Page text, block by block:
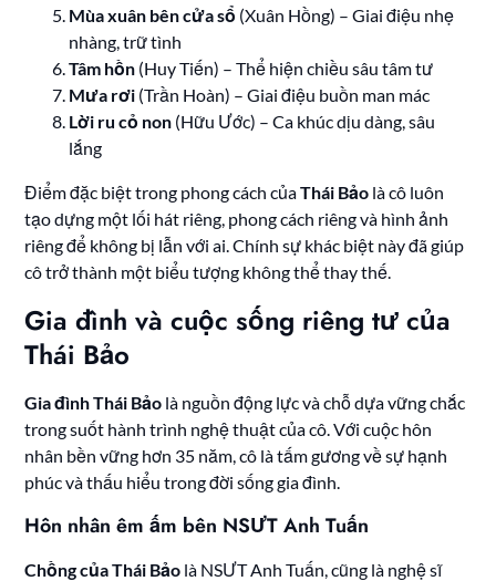
Mùa xuân bên cửa sổ (Xuân Hồng) – Giai điệu nhẹ
nhàng, trữ tình
Tâm hồn (Huy Tiến) – Thể hiện chiều sâu tâm tư
Mưa rơi (Trần Hoàn) – Giai điệu buồn man mác
Lời ru cỏ non (Hữu Ước) – Ca khúc dịu dàng, sâu
lắng
Điểm đặc biệt trong phong cách củaThái Bảo là cô luôn
tạo dựng một lối hát riêng, phong cách riêng và hình ảnh
riêng để không bị lẫn với ai. Chính sự khác biệt này đã giúp
cô trở thành một biểu tượng không thể thay thế.
Gia đình và cuộc sống riêng tư của
Thái Bảo
Gia đình Thái Bảo là nguồn động lực và chỗ dựa vững chắc
trong suốt hành trình nghệ thuật của cô. Với cuộc hôn
nhân bền vững hơn 35 năm, cô là tấm gương về sự hạnh
phúc và thấu hiểu trong đời sống gia đình.
Hôn nhân êm ấm bên NSƯT Anh Tuấn
Chồng của Thái Bảo là NSƯT Anh Tuấn, cũng là nghệ sĩ